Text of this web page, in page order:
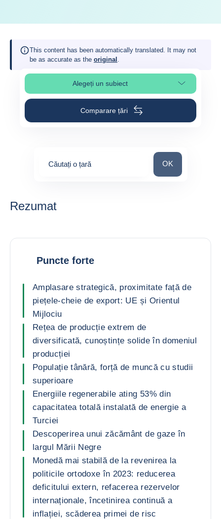
This content has been automatically translated. It may not
be as accurate as the original .
Alegeți un subiectSelect page section
Comparare țări
Căutați o țară Căutați o țară
OK
Rezumat
Puncte forte
Amplasare strategică, proximitate față de
piețele-cheie de export: UE și Orientul
Mijlociu
Rețea de producție extrem de
diversificată, cunoștințe solide în domeniul
producției
Populație tânără, forță de muncă cu studii
superioare
Energiile regenerabile ating 53% din
capacitatea totală instalată de energie a
Turciei
Descoperirea unui zăcământ de gaze în
largul Mării Negre
Monedă mai stabilă de la revenirea la
politicile ortodoxe în 2023: reducerea
deficitului extern, refacerea rezervelor
internaționale, încetinirea continuă a
inflației, scăderea primei de risc